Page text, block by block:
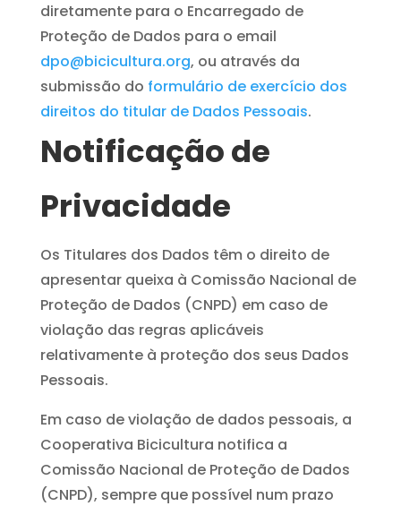
diretamente para o Encarregado de
Proteção de Dados para o email
dpo@bicicultura.org, ou através da
submissão do formulário de exercício dos
direitos do titular de Dados Pessoais.
Notificação de
Privacidade
Os Titulares dos Dados têm o direito de
apresentar queixa à Comissão Nacional de
Proteção de Dados (CNPD) em caso de
violação das regras aplicáveis
relativamente à proteção dos seus Dados
Pessoais.
Em caso de violação de dados pessoais, a
Cooperativa Bicicultura notifica a
Comissão Nacional de Proteção de Dados
(CNPD), sempre que possível num prazo